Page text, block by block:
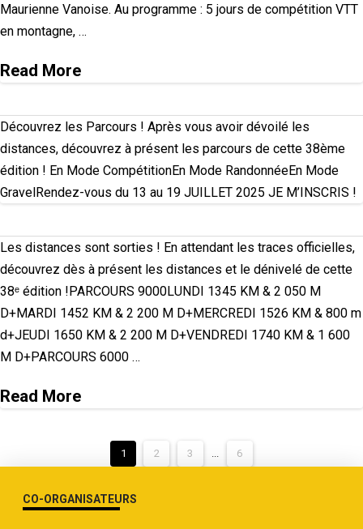
Maurienne Vanoise. Au programme : 5 jours de compétition VTT
en montagne, …
Read More
Découvrez les Parcours ! Après vous avoir dévoilé les
distances, découvrez à présent les parcours de cette 38ème
édition ! En Mode CompétitionEn Mode RandonnéeEn Mode
GravelRendez-vous du 13 au 19 JUILLET 2025 JE M’INSCRIS !
Les distances sont sorties ! En attendant les traces officielles,
découvrez dès à présent les distances et le dénivelé de cette
38ᵉ édition !PARCOURS 9000LUNDI 1345 KM & 2 050 M
D+MARDI 1452 KM & 2 200 M D+MERCREDI 1526 KM & 800 m
d+JEUDI 1650 KM & 2 200 M D+VENDREDI 1740 KM & 1 600
M D+PARCOURS 6000 …
Read More
1 2 3 6
CO-ORGANISATEURS